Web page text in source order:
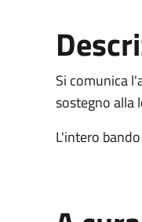
Si comunica
sostegno alla
L'intero